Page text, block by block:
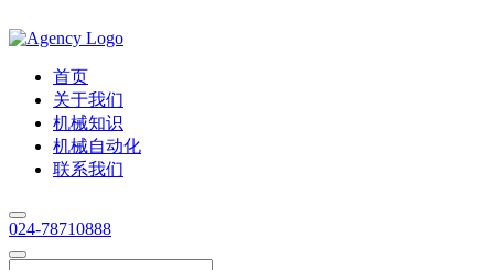
首页
关于我们
机械知识
机械自动化
联系我们
024-78710888